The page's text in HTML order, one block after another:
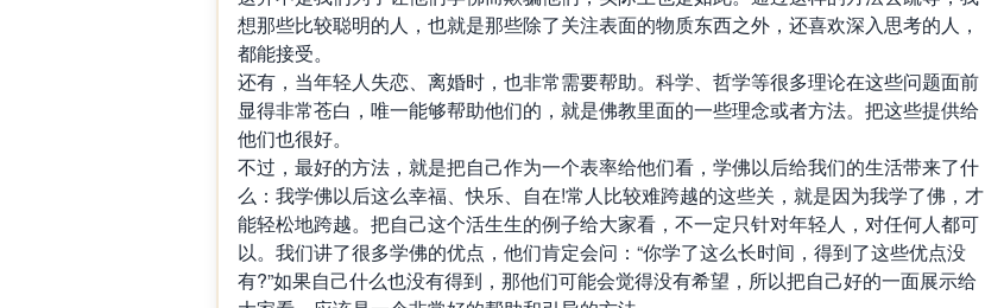
想那些比较聪明的人，也就是那些除了关注表面的物质东西之外，还喜欢深入思考的人，
都能接受。
还有，当年轻人失恋、离婚时，也非常需要帮助。科学、哲学等很多理论在这些问题面前
显得非常苍白，唯一能够帮助他们的，就是佛教里面的一些理念或者方法。把这些提供给
他们也很好。
不过，最好的方法，就是把自己作为一个表率给他们看，学佛以后给我们的生活带来了什
么：我学佛以后这么幸福、快乐、自在!常人比较难跨越的这些关，就是因为我学了佛，才
能轻松地跨越。把自己这个活生生的例子给大家看，不一定只针对年轻人，对任何人都可
以。我们讲了很多学佛的优点，他们肯定会问：“你学了这么长时间，得到了这些优点没
有?”如果自己什么也没有得到，那他们可能会觉得没有希望，所以把自己好的一面展示给